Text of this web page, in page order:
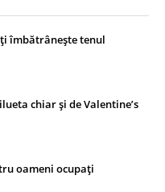
îmbătrânește tenul
chiar și de Valentine’s
oameni ocupați